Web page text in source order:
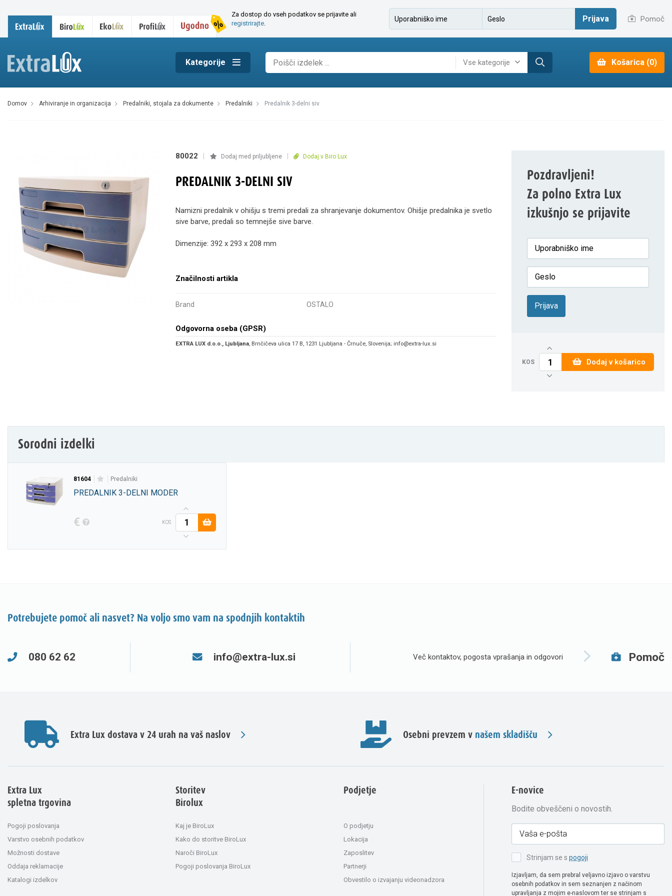
Za dostop do vseh podatkov se prijavite ali
registrirajte
Prijava Pomoč
Kategorije Vse kategorije Košarica (0)
domov arhiviranje in organizacija predalniki, stojala za dokumente predalniki predalnik 3-delni siv
80022 Dodaj med priljubljene Dodaj v Biro Lux
PREDALNIK 3-DELNI SIV
Namizni predalnik v ohišju s tremi predali za shranjevanje dokumentov. Ohišje predalnika je svetlo
sive barve, predali so temnejše sive barve.
Dimenzije: 392 x 293 x 208 mm
Značilnosti artikla
Brand OSTALO
Odgovorna oseba (GPSR)
EXTRA LUX d.o.o., Ljubljana, Brnčičeva ulica 17 B, 1231 Ljubljana - Črnuče, Slovenija; info@extra-lux.si
Pozdravljeni!
Za polno Extra Lux
izkušnjo se prijavite
Prijava
KOS Dodaj v košarico
Sorodni izdelki
81604 predalniki
PREDALNIK 3-DELNI MODER
€ KOS
Potrebujete pomoč ali nasvet? Na voljo smo vam na spodnjih kontaktih
080 62 62 info@extra-lux.si Več kontaktov, pogosta vprašanja in odgovori Pomoč
Extra Lux dostava v 24 urah na vaš naslov Osebni prevzem v našem skladišču
Extra Lux
spletna trgovina
Pogoji poslovanja
Varstvo osebnih podatkov
Možnosti dostave
Oddaja reklamacije
Katalogi izdelkov
Storitev
Birolux
Kaj je BiroLux
Kako do storitve BiroLux
Naroči BiroLux
Pogoji poslovanja BiroLux
Podjetje
O podjetju
Lokacija
Zaposlitev
Partnerji
Obvestilo o izvajanju videonadzora
E-novice
Bodite obveščeni o novostih.
Strinjam se s pogoji
Izjavljam, da sem prebral veljavno izjavo o varstvu
osebnih podatkov in sem seznanjen z načinom
upravljanja z mojim e-naslovom ter se strinjam s